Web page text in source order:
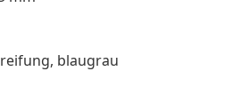
blaugrau